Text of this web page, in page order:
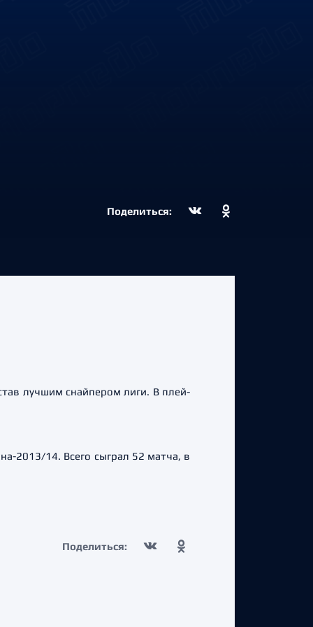
Поделиться:
лучшим снайпером лиги. В плей-
2013/14. Всего сыграл 52 матча, в
Поделиться: